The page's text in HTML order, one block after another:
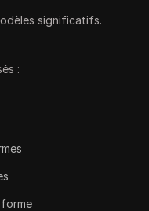
significatifs.
: